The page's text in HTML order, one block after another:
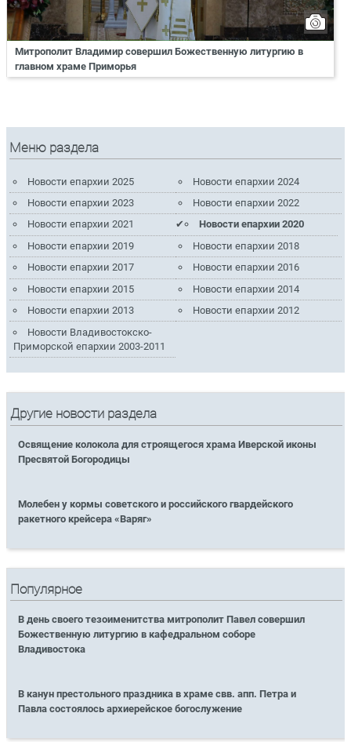
Митрополит Владимир совершил Божественную литургию в
главном храме Приморья
Меню раздела
Новости епархии 2025
Новости епархии 2024
Новости епархии 2023
Новости епархии 2022
Новости епархии 2021
Новости епархии 2020
Новости епархии 2019
Новости епархии 2018
Новости епархии 2017
Новости епархии 2016
Новости епархии 2015
Новости епархии 2014
Новости епархии 2013
Новости епархии 2012
Новости Владивостокско-
Приморской епархии 2003-2011
Другие новости раздела
Освящение колокола для строящегося храма Иверской иконы
Пресвятой Богородицы
Молебен у кормы советского и российского гвардейского
ракетного крейсера «Варяг»
Популярное
В день своего тезоименитства митрополит Павел совершил
Божественную литургию в кафедральном соборе
Владивостока
В канун престольного праздника в храме свв. апп. Петра и
Павла состоялось архиерейское богослужение